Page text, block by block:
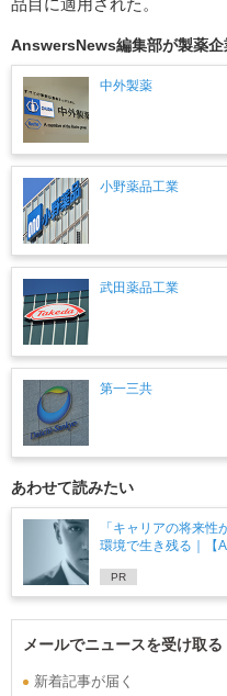
品目に適用された。
AnswersNews編集部が製薬企
中外製薬
小野薬品工業
武田薬品工業
第一三共
あわせて読みたい
「キャリアの将来
環境で生き残る｜【
PR
メールでニュースを受け取る
新着記事が届く